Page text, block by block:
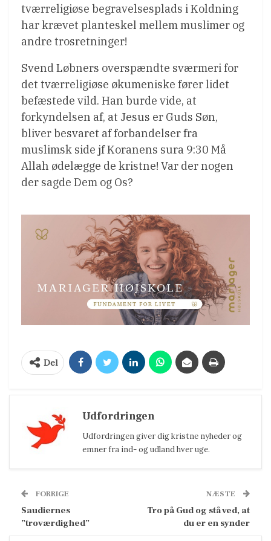
tværreligiøse begravelsesplads i Koldning
har krævet planteskel mellem muslimer og
andre trosretninger!
Svend Løbners overspændte sværmeri for
det tværreligiøse økumeniske fører lidet
befæstede vild. Han burde vide, at
forkyndelsen af, at Jesus er Guds Søn,
bliver besvaret af forbandelser fra
muslimsk side jf Koranens sura 9:30 Må
Allah ødelægge de kristne! Var der nogen
der sagde Dem og Os?
Del
Udfordringen
Udfordringen giver dig kristne nyheder og
emner fra ind- og udland hver uge.
FORRIGE
Saudiernes
”troværdighed”
NÆSTE
Tro på Gud og stå ved, at
du er en synder